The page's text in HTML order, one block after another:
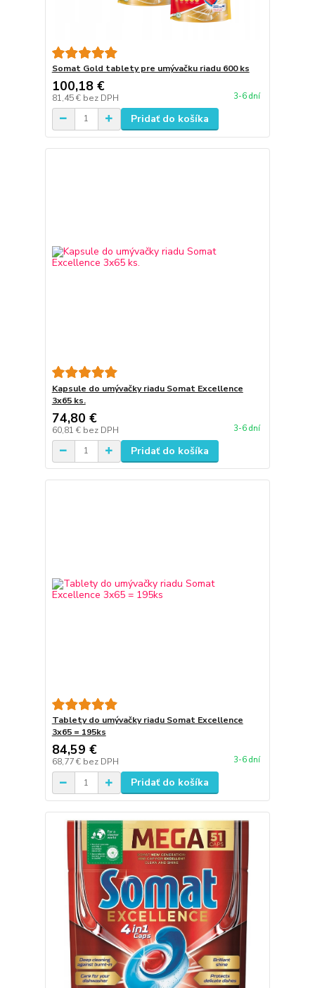
Somat Gold tablety pre umývačku riadu 600 ks
100,18 €
81,45 € bez DPH 3-6 dní
Pridať do košíka
Kapsule do umývačky riadu Somat Excellence
3x65 ks.
74,80 €
60,81 € bez DPH 3-6 dní
Pridať do košíka
Tablety do umývačky riadu Somat Excellence
3x65 = 195ks
84,59 €
68,77 € bez DPH 3-6 dní
Pridať do košíka